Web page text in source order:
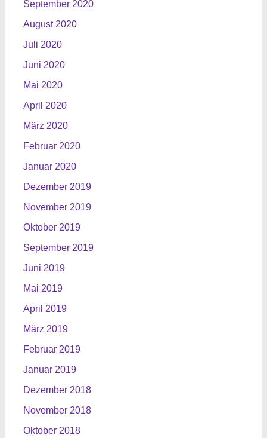
September 2020
August 2020
Juli 2020
Juni 2020
Mai 2020
April 2020
März 2020
Februar 2020
Januar 2020
Dezember 2019
November 2019
Oktober 2019
September 2019
Juni 2019
Mai 2019
April 2019
März 2019
Februar 2019
Januar 2019
Dezember 2018
November 2018
Oktober 2018